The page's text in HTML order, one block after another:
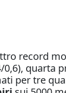
record
quarta
per tre